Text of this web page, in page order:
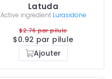
Latuda
Active ingredient Lurasidone
$2.76 par pilule
$0.92 par pilule
Ajouter